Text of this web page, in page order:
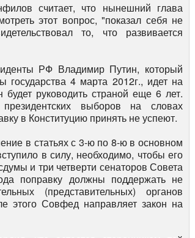
считает, что нынешний глава
этот вопрос, "показал себя не
то, что развивается
РФ Владимир Путин, который
государства 4 марта 2012г., идет на
руководить страной еще 6 лет.
выборов на словах
в Конституцию принять не успеют.
в статьях с 3-ю по 8-ю в основном
в силу, необходимо, чтобы его
и три четверти сенаторов Совета
поправку должны поддержать не
(представительных) органов
этого Совфед направляет закон на